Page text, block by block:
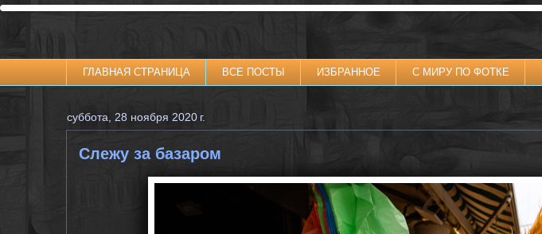
ГЛАВНАЯ СТРАНИЦА ВСЕ ПОСТЫ ИЗБРАННОЕ С МИРУ ПО ФОТКЕ
суббота, 28 ноября 2020 г.
Слежу за базаром